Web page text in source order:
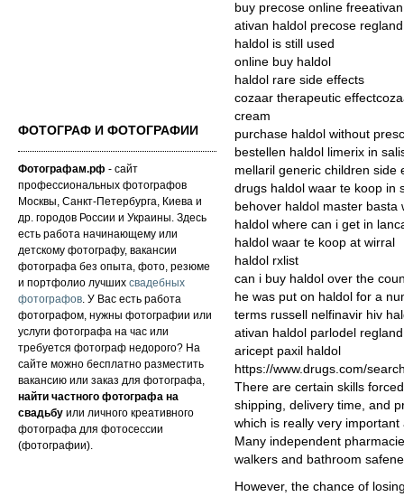
ФОТОГРАФ И ФОТОГРАФИИ
Фотографам.рф - сайт
профессиональных фотографов
Москвы, Санкт-Петербурга, Киева и
др. городов России и Украины. Здесь
есть работа начинающему или
детскому фотографу, вакансии
фотографа без опыта, фото, резюме
и портфолио лучших свадебных
фотографов. У Вас есть работа
фотографом, нужны фотографии или
услуги фотографа на час или
требуется фотограф недорого? На
сайте можно бесплатно разместить
вакансию или заказ для фотографа,
найти частного фотографа на
свадьбу или личного креативного
фотографа для фотосессии
(фотографии).
buy precose online
ativan haldol precose
haldol is still used
online buy haldol
haldol rare side effects
cozaar therapeutic
cream
purchase haldol without
bestellen haldol limerix in
mellaril generic children side
drugs haldol waar te koop in
behover haldol master basta
haldol where can i get in
haldol waar te koop at wirral
haldol rxlist
can i buy haldol over the
he was put on haldol for a
terms russell nelfinavir hiv
ativan haldol parlodel
aricept paxil haldol
https://www.drugs.com/
There are certain skills
shipping, delivery time, and
which is really very
Many independent
walkers and bathroom
However, the chance of